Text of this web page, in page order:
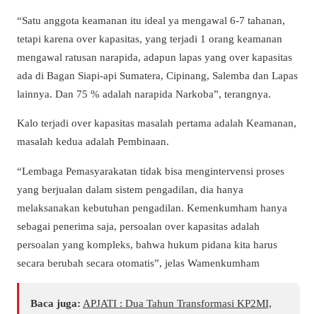
“Satu anggota keamanan itu ideal ya mengawal 6-7 tahanan,
tetapi karena over kapasitas, yang terjadi 1 orang keamanan
mengawal ratusan narapida, adapun lapas yang over kapasitas
ada di Bagan Siapi-api Sumatera, Cipinang, Salemba dan Lapas
lainnya. Dan 75 % adalah narapida Narkoba”, terangnya.
Kalo terjadi over kapasitas masalah pertama adalah Keamanan,
masalah kedua adalah Pembinaan.
“Lembaga Pemasyarakatan tidak bisa mengintervensi proses
yang berjualan dalam sistem pengadilan, dia hanya
melaksanakan kebutuhan pengadilan. Kemenkumham hanya
sebagai penerima saja, persoalan over kapasitas adalah
persoalan yang kompleks, bahwa hukum pidana kita harus
secara berubah secara otomatis”, jelas Wamenkumham
Baca juga: APJATI : Dua Tahun Transformasi KP2MI,